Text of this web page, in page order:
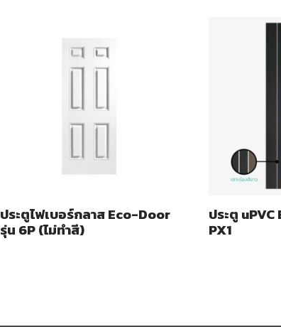
ประตูไฟเบอร์กลาส Eco-Door
รุ่น 6P (ไม่ทำสี)
ประตู uPVC
PX1